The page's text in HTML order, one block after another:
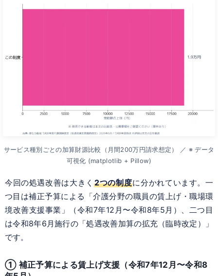
サービス種別ごとの加算財源比較（月間200万円請求想定） ／ ※ データ
可視化 (matplotlib + Pillow)
今回の処遇改善は大きく 2つの制度に分かれています。一
つ目は補正予算による「介護分野の職員の賃上げ・職場環
境改善支援事業」（令和7年12月〜令和8年5月）、二つ目
は令和8年6月施行の「処遇改善加算の拡充（臨時改定）」
です。
① 補正予算による賃上げ支援（令和7年12月〜令和8